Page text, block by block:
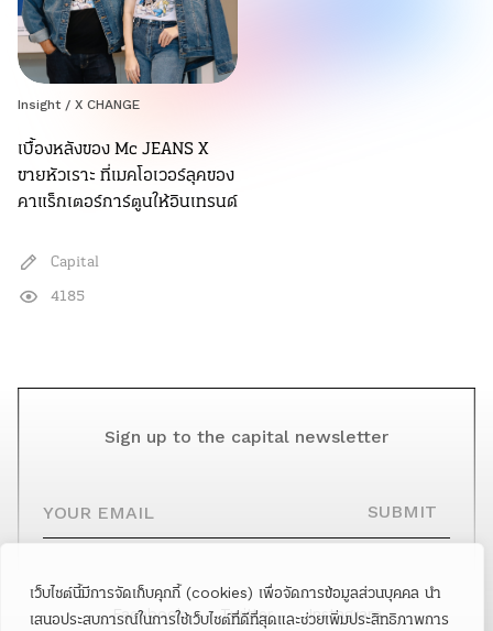
เว็บไซต์นี้มีการจัดเก็บคุกกี้ (cookies) เพื่อจัดการข้อมูลส่วนบุคคล นำ
เสนอประสบการณ์ในการใช้เว็บไซต์ที่ดีที่สุดและช่วยเพิ่มประสิทธิภาพการ
Insight / X CHANGE
เบื้องหลังของ Mc JEANS X
ขายหัวเราะ ที่เมคโอเวอร์ลุคของ
คาแร็กเตอร์การ์ตูนให้อินเทรนด์
Capital
4185
Sign up to the capital newsletter
SUBMIT
Facebook Twitter Instagram